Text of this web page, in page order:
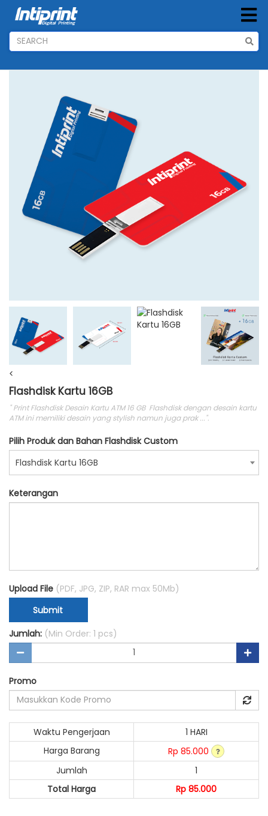
<
Flashdisk Kartu 16GB
" Print Flashdisk Desain Kartu ATM 16 GB Flashdisk dengan desain kartu
ATM ini memiliki desain yang stylish namun juga prak ...".
Pilih Produk dan Bahan Flashdisk Custom
Flashdisk Kartu 16GB
Keterangan
Upload File (PDF, JPG, ZIP, RAR max 50Mb)
Submit
Jumlah: (Min Order: 1 pcs)
Promo
Waktu Pengerjaan
1 HARI
Harga Barang
Rp 85.000
Jumlah
1
Total Harga
Rp 85.000